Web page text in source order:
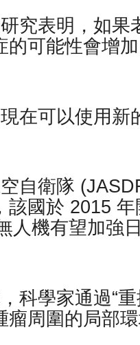
究表明，如果
可能性會增加
在可以使用新
自衛隊
該國於 2015
人機有望加強
科學家通過“
瘤周圍的局部